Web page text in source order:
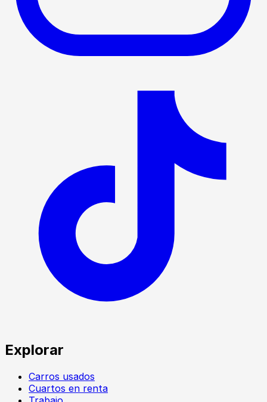
Explorar
Carros usados
Cuartos en renta